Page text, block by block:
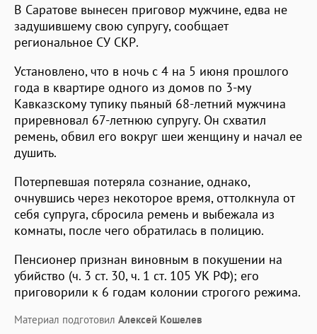
В Саратове вынесен приговор мужчине, едва не
задушившему свою супругу, сообщает
региональное СУ СКР.
Установлено, что в ночь с 4 на 5 июня прошлого
года в квартире одного из домов по 3-му
Кавказскому тупику пьяный 68-летний мужчина
приревновал 67-летнюю супругу. Он схватил
ремень, обвил его вокруг шеи женщину и начал ее
душить.
Потерпевшая потеряла сознание, однако,
очнувшись через некоторое время, оттолкнула от
себя супруга, сбросила ремень и выбежала из
комнаты, после чего обратилась в полицию.
Пенсионер признан виновным в покушении на
убийство (ч. 3 ст. 30, ч. 1 ст. 105 УК РФ); его
приговорили к 6 годам колонии строгого режима.
Материал подготовил Алексей Кошелев